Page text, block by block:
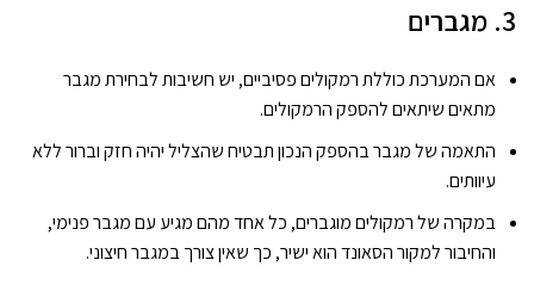
3. מגברים
אם המערכת כוללת רמקולים פסיביים, יש חשיבות לבחירת מגבר
מתאים שיתאים להספק הרמקולים.
התאמה של מגבר בהספק הנכון תבטיח שהצליל יהיה חזק וברור ללא
עיוותים.
במקרה של רמקולים מוגברים, כל אחד מהם מגיע עם מגבר פנימי,
והחיבור למקור הסאונד הוא ישיר, כך שאין צורך במגבר חיצוני.